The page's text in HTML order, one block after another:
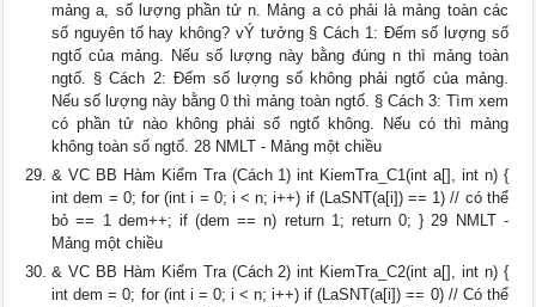
mảng a, số lượng phần tử n. Mảng a có phải là mảng toàn các
số nguyên tố hay không? vÝ tưởng § Cách 1: Đếm số lượng số
ngtố của mảng. Nếu số lượng này bằng đúng n thì mảng toàn
ngtố. § Cách 2: Đếm số lượng số không phải ngtố của mảng.
Nếu số lượng này bằng 0 thì mảng toàn ngtố. § Cách 3: Tìm xem
có phần tử nào không phải số ngtố không. Nếu có thì mảng
không toàn số ngtố. 28 NMLT - Mảng một chiều
& VC BB Hàm Kiểm Tra (Cách 1) int KiemTra_C1(int a[], int n) {
int dem = 0; for (int i = 0; i < n; i++) if (LaSNT(a[i]) == 1) // có thể
bỏ == 1 dem++; if (dem == n) return 1; return 0; } 29 NMLT -
Mảng một chiều
& VC BB Hàm Kiểm Tra (Cách 2) int KiemTra_C2(int a[], int n) {
int dem = 0; for (int i = 0; i < n; i++) if (LaSNT(a[i]) == 0) // Có thể